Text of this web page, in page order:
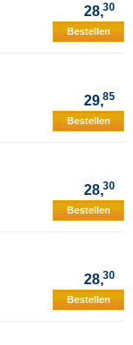
28,30
Bestellen
29,85
Bestellen
28,30
Bestellen
28,30
Bestellen